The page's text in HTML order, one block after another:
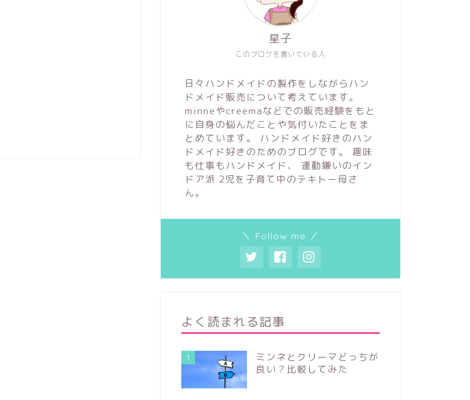
このブログを書いている人
星子
日々ハンドメイドの製作をしながらハン
ドメイド販売について考えています。
minneやcreemaなどでの販売経験をもと
に自身の悩んだことや気付いたことをま
とめています。 ハンドメイド好きのハン
ドメイド好きのためのブログです。 趣味
も仕事もハンドメイド、 運動嫌いのイン
ドア派 2児を子育て中のテキトー母さ
ん。
＼ Follow me ／
よく読まれる記事
1
ミンネとクリーマどっちが
良い？比較してみた